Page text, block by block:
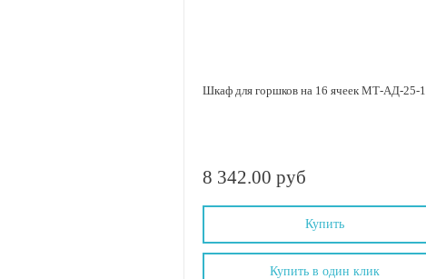
Шкаф для горшков на 16 ячеек МТ-АД-25-1
8 342.00 руб
Купить
Купить в один клик